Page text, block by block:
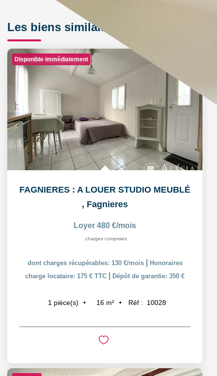
Les biens similaires
Disponible immédiatement
FAGNIERES : A LOUER STUDIO MEUBLÉ
, Fagnieres
Loyer 480 €/mois
charges comprises
dont charges récupérables: 130 €/mois
Honoraires
charge locataire: 175 € TTC
Dépôt de garantie: 350 €
1 pièce(s) 16 m² Réf : 10028